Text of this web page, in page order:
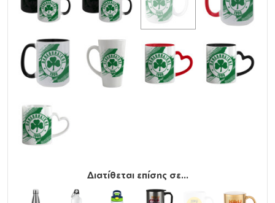
Διατίθεται επίσης σε...